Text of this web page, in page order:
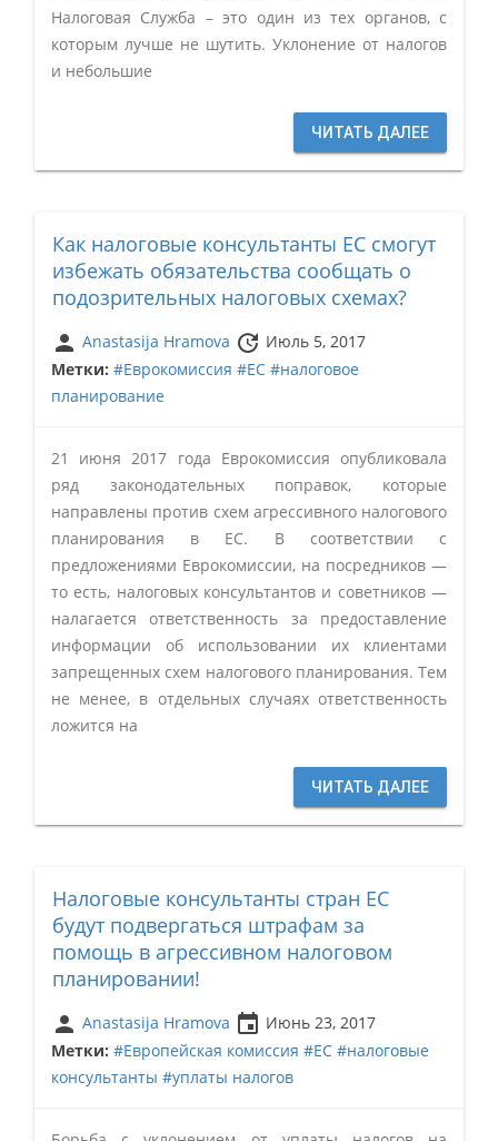
Налоговая Служба – это один из тех органов, с
которым лучше не шутить. Уклонение от налогов
и небольшие
ЧИТАТЬ ДАЛЕЕ
Как налоговые консультанты ЕС смогут
избежать обязательства сообщать о
подозрительных налоговых схемах?
person Anastasija Hramova update Июль 5, 2017
Метки: #Еврокомиссия #ЕС #налоговое
планирование
21 июня 2017 года Еврокомиссия опубликовала
ряд законодательных поправок, которые
направлены против схем агрессивного налогового
планирования в ЕС. В соответствии с
предложениями Еврокомиссии, на посредников —
то есть, налоговых консультантов и советников —
налагается ответственность за предоставление
информации об использовании их клиентами
запрещенных схем налогового планирования. Тем
не менее, в отдельных случаях ответственность
ложится на
ЧИТАТЬ ДАЛЕЕ
Налоговые консультанты стран ЕС
будут подвергаться штрафам за
помощь в агрессивном налоговом
планировании!
person Anastasija Hramova insert_invitation Июнь 23, 2017
Метки: #Европейская комиссия #ЕС #налоговые
консультанты #уплаты налогов